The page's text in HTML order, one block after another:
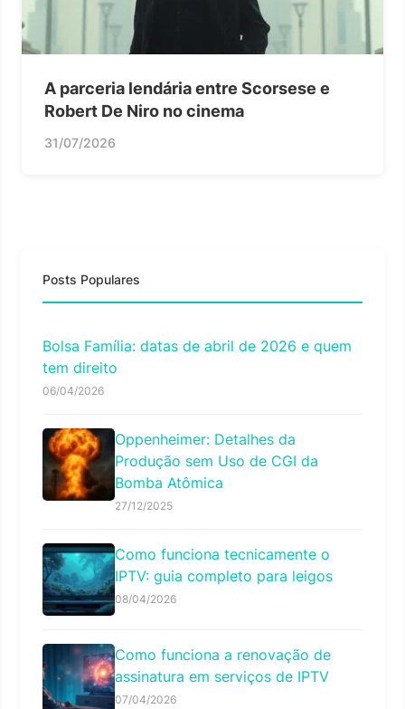
A parceria lendária entre Scorsese e
Robert De Niro no cinema
31/07/2026
Posts Populares
Bolsa Família: datas de abril de 2026 e quem
tem direito
06/04/2026
Oppenheimer: Detalhes da
Produção sem Uso de CGI da
Bomba Atômica
27/12/2025
Como funciona tecnicamente o
IPTV: guia completo para leigos
08/04/2026
Como funciona a renovação de
assinatura em serviços de IPTV
07/04/2026